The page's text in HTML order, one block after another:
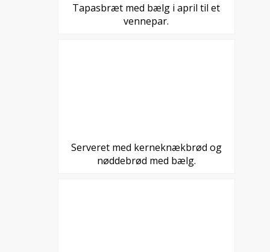
Tapasbræt med bælg i april til et
vennepar.
Serveret med kerneknækbrød og
nøddebrød med bælg.